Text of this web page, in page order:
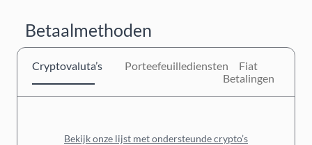
Betaalmethoden
Cryptovaluta’s Porteefeuillediensten
Fiat
Betalingen
Bekijk onze lijst met ondersteunde crypto’s